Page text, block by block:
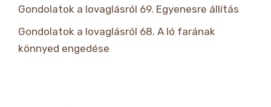
Gondolatok a lovaglásról 69. Egyenesre állítás
Gondolatok a lovaglásról 68. A ló farának
könnyed engedése